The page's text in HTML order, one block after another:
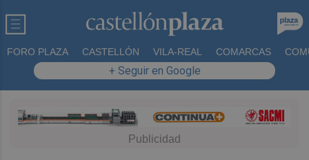
FORO PLAZA CASTELLÓN VILA-REAL COMARCAS
+ Seguir en Google